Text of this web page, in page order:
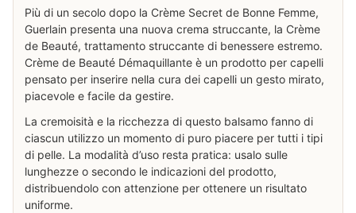
Più di un secolo dopo la Crème Secret de Bonne Femme,
Guerlain presenta una nuova crema struccante, la Crème
de Beauté, trattamento struccante di benessere estremo.
Crème de Beauté Démaquillante è un prodotto per capelli
pensato per inserire nella cura dei capelli un gesto mirato,
piacevole e facile da gestire.
La cremoisità e la ricchezza di questo balsamo fanno di
ciascun utilizzo un momento di puro piacere per tutti i tipi
di pelle. La modalità d’uso resta pratica: usalo sulle
lunghezze o secondo le indicazioni del prodotto,
distribuendolo con attenzione per ottenere un risultato
uniforme.